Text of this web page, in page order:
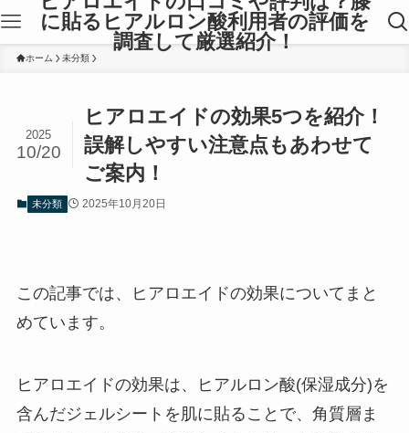
に貼るヒアルロン酸利用者の評価を
調査して厳選紹介！
ホーム 未分類
ヒアロエイドの効果5つを紹介！
誤解しやすい注意点もあわせて
ご案内！
2025
10/20
未分類 2025年10月20日
この記事では、ヒアロエイドの効果についてまと
めています。
ヒアロエイドの効果は、ヒアルロン酸(保湿成分)を
含んだジェルシートを肌に貼ることで、角質層ま